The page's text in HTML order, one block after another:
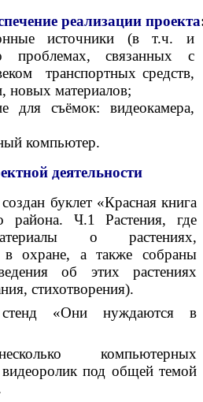
реализации проекта
источники (в т.ч. и
проблемах, связанных с
транспортных средств,
новых материалов;
для съёмок: видеокамера,
компьютер.
деятельности
буклет «Красная книга
района. Ч.1 Растения, где
о растениях,
охране, а также собраны
об этих растениях
стихотворения).
«Они нуждаются в
компьютерных
видеоролик под общей темой